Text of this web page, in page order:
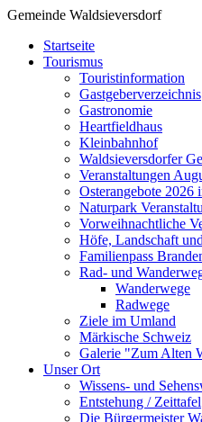
Gemeinde Waldsieversdorf
Startseite
Tourismus
Touristinformation
Gastgeberverzeichnis
Gastronomie
Heartfieldhaus
Kleinbahnhof
Waldsieversdorfer
Veranstaltungen
Osterangebote 2026
Naturpark
Vorweihnachtliche
Höfe, Landschaft
Familienpass
Rad- und
Wanderwege
Radwege
Ziele im Umland
Märkische Schweiz
Galerie "Zum Alten
Unser Ort
Wissens- und
Entstehung / Zeittafel
Die Bürgermeister